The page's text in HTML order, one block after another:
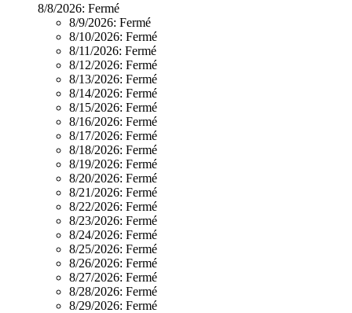
8/8/2026: Fermé
8/9/2026: Fermé
8/10/2026: Fermé
8/11/2026: Fermé
8/12/2026: Fermé
8/13/2026: Fermé
8/14/2026: Fermé
8/15/2026: Fermé
8/16/2026: Fermé
8/17/2026: Fermé
8/18/2026: Fermé
8/19/2026: Fermé
8/20/2026: Fermé
8/21/2026: Fermé
8/22/2026: Fermé
8/23/2026: Fermé
8/24/2026: Fermé
8/25/2026: Fermé
8/26/2026: Fermé
8/27/2026: Fermé
8/28/2026: Fermé
8/29/2026: Fermé